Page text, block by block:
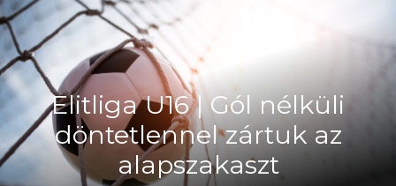
Elitliga U16 | Gól nélküli
döntetlennel zártuk az
alapszakaszt